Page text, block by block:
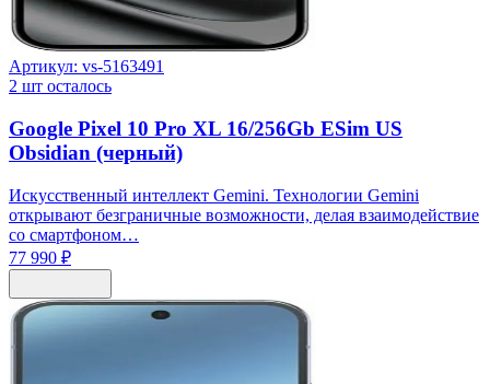
Артикул: vs-5163491
2 шт осталось
Google Pixel 10 Pro XL 16/256Gb ESim US
Obsidian (черный)
Искусственный интеллект Gemini. Технологии Gemini
открывают безграничные возможности, делая взаимодействие
со смартфоном…
77 990 ₽